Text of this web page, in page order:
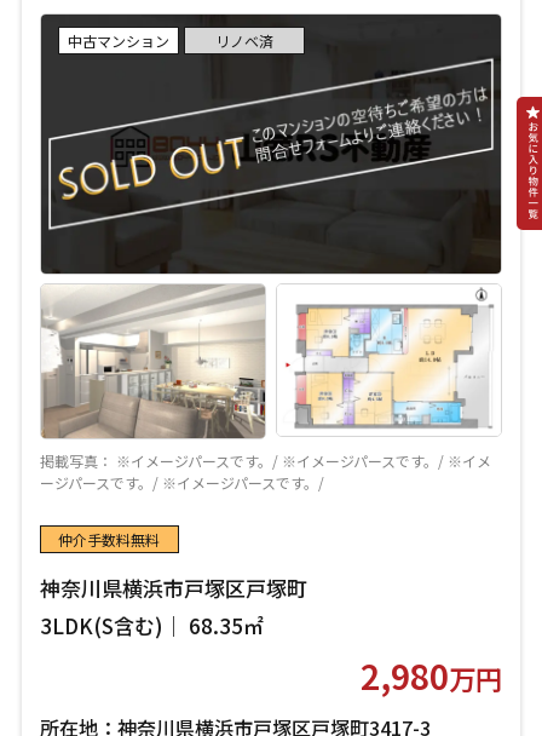
中古マンション リノベ済
掲載写真： ※イメージパースです。/ ※イメージパースです。/ ※イメ
ージパースです。/ ※イメージパースです。/
仲介手数料無料
神奈川県横浜市戸塚区戸塚町
3LDK(S含む)｜ 68.35㎡
2,980万円
所在地：神奈川県横浜市戸塚区戸塚町3417-3